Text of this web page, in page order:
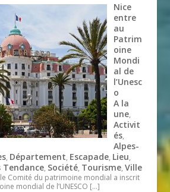
Nice
entre
au
Patrim
oine
Mondi
al de
l’Unesc
o
A la
une,
Activit
és,
Alpes-
, Département, Escapade, Lieu,
Tendance, Société, Tourisme,Ville
Comité du patrimoine mondial a inscrit
mondial de l’UNESCO […]